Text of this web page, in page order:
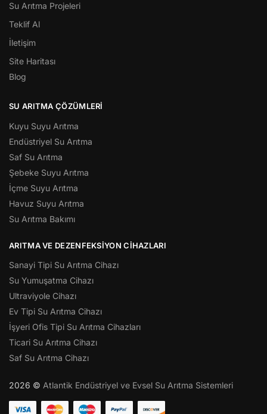
Su Arıtma Projeleri
Teklif Al
İletişim
Site Haritası
Blog
SU ARITMA ÇÖZÜMLERI
Kuyu Suyu Arıtma
Endüstriyel Su Arıtma
Saf Su Arıtma
Şebeke Suyu Arıtma
İçme Suyu Arıtma
Havuz Suyu Arıtma
Su Arıtma Bakımı
ARITMA VE DEZENFEKSIYON CIHAZLARI
Sanayi Tipi Su Arıtma Cihazı
Su Yumuşatma Cihazı
Ultraviyole Cihazı
Ev Tipi Su Arıtma Cihazı
İşyeri Ofis Tipi Su Arıtma Cihazları
Ticari Su Arıtma Cihazı
Saf Su Arıtma Cihazı
2026 © Atlantik Endüstriyel ve Evsel Su Arıtma Sistemleri